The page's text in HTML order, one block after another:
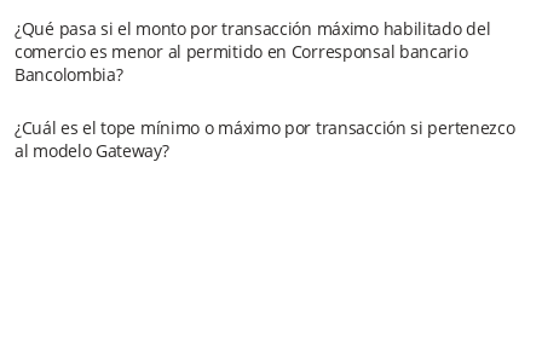
¿Qué pasa si el monto por transacción máximo habilitado del
comercio es menor al permitido en Corresponsal bancario
Bancolombia?
¿Cuál es el tope mínimo o máximo por transacción si pertenezco
al modelo Gateway?